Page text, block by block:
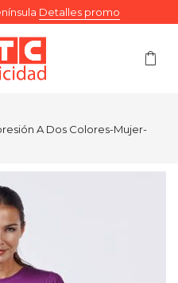
Detalles promo
A Dos Colores-Mujer-